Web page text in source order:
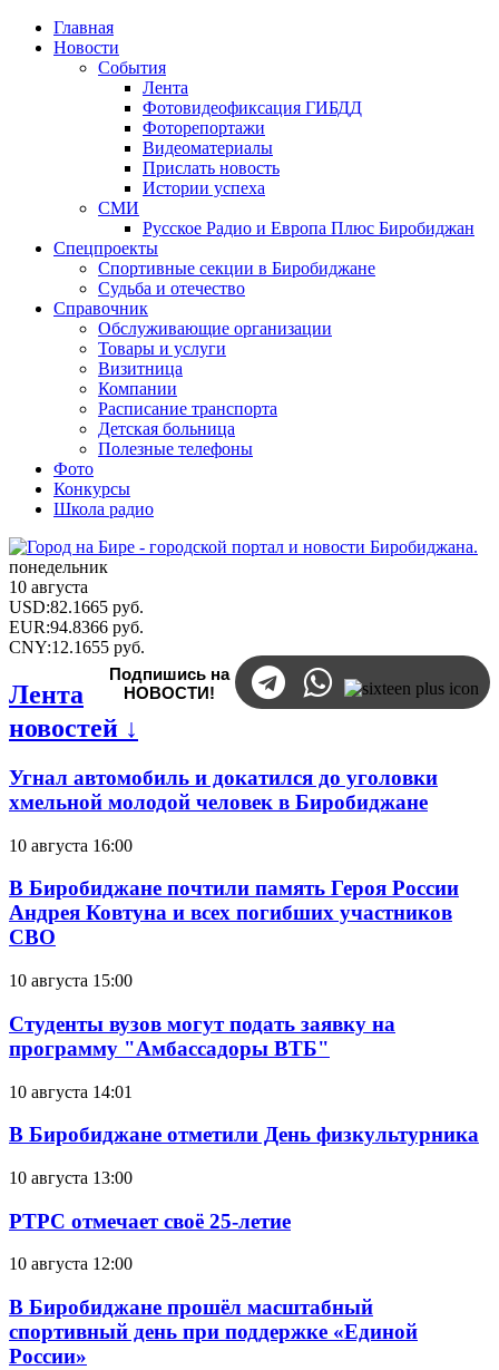
Главная
Новости
События
Лента
Фотовидеофиксация ГИБДД
Фоторепортажи
Видеоматериалы
Прислать новость
Истории успеха
СМИ
Русское Радио и Европа Плюс Биробиджан
Спецпроекты
Спортивные секции в Биробиджане
Судьба и отечество
Справочник
Обслуживающие организации
Товары и услуги
Визитница
Компании
Расписание транспорта
Детская больница
Полезные телефоны
Фото
Конкурсы
Школа радио
понедельник
10 августа
USD:82.1665 руб.
EUR:94.8366 руб.
CNY:12.1655 руб.
Подпишись на
НОВОСТИ!
Лента
новостей ↓
Угнал автомобиль и докатился до уголовки
хмельной молодой человек в Биробиджане
10 августа 16:00
В Биробиджане почтили память Героя России
Андрея Ковтуна и всех погибших участников
СВО
10 августа 15:00
Студенты вузов могут подать заявку на
программу "Амбассадоры ВТБ"
10 августа 14:01
В Биробиджане отметили День физкультурника
10 августа 13:00
РТРС отмечает своё 25-летие
10 августа 12:00
В Биробиджане прошёл масштабный
спортивный день при поддержке «Единой
России»